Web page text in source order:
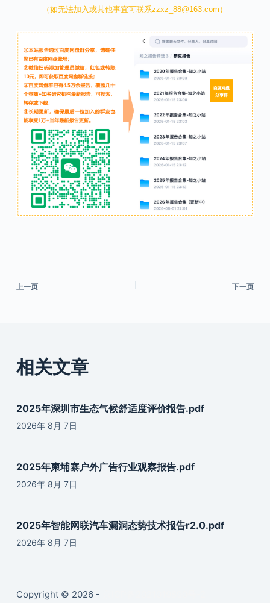
（如无法加入或其他事宜可联系zzxz_88@163.com）
上一页 下一页
相关文章
2025年深圳市生态气候舒适度评价报告.pdf
2026年 8月 7日
2025年柬埔寨户外广告行业观察报告.pdf
2026年 8月 7日
2025年智能网联汽车漏洞态势技术报告r2.0.pdf
2026年 8月 7日
Copyright © 2026 -